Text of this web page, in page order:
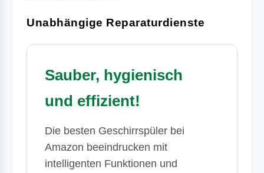
Unabhängige Reparaturdienste
Sauber, hygienisch
und effizient!
Die besten Geschirrspüler bei
Amazon beeindrucken mit
intelligenten Funktionen und